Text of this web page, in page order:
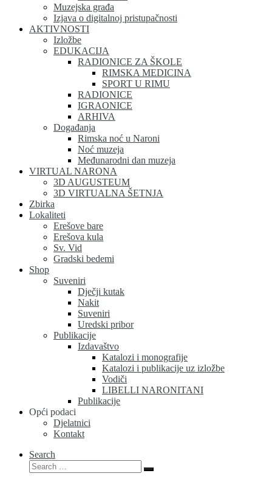
Muzejska građa
Izjava o digitalnoj pristupačnosti
AKTIVNOSTI
Izložbe
EDUKACIJA
RADIONICE ZA ŠKOLE
RIMSKA MEDICINA
SPORT U RIMU
RADIONICE
IGRAONICE
ARHIVA
Događanja
Rimska noć u Naroni
Noć muzeja
Međunarodni dan muzeja
VIRTUAL NARONA
3D AUGUSTEUM
3D VIRTUALNA ŠETNJA
Zbirka
Lokaliteti
Erešove bare
Erešova kula
Sv. Vid
Gradski bedemi
Shop
Suveniri
Dječji kutak
Nakit
Suveniri
Uredski pribor
Publikacije
Izdavaštvo
Katalozi i monografije
Katalozi i publikacije uz izložbe
Vodiči
LIBELLI NARONITANI
Publikacije
Opći podaci
Djelatnici
Kontakt
Search
Search
Search